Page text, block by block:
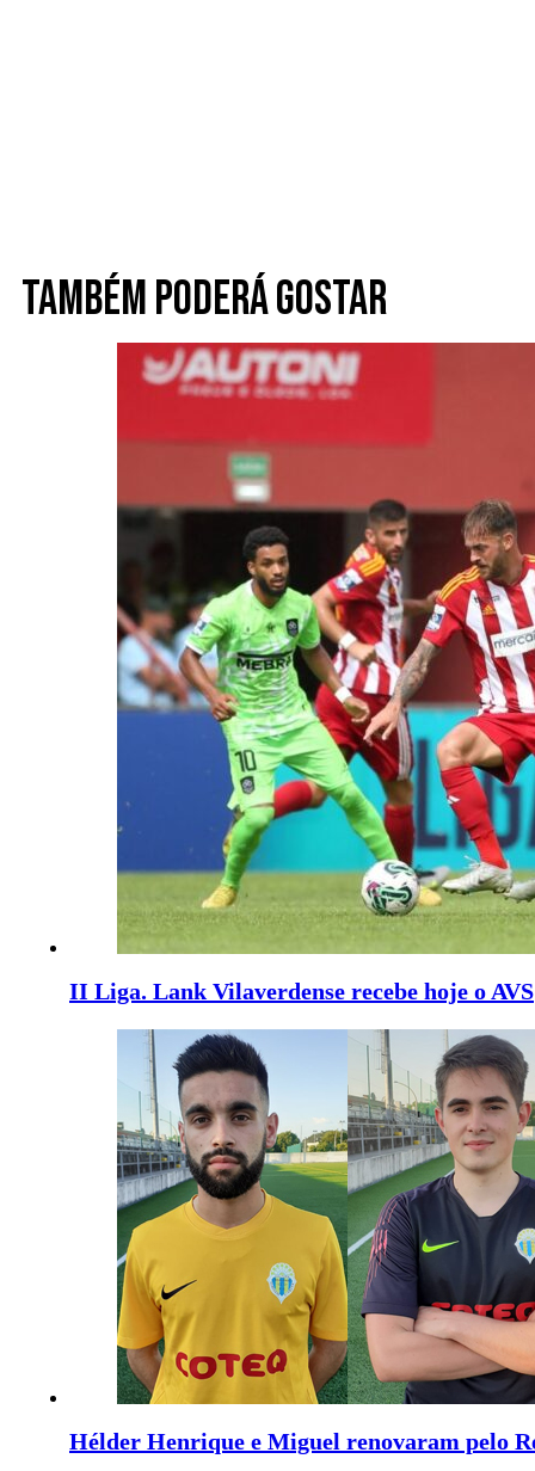
Também poderá gostar
II Liga. Lank Vilaverdense recebe hoje o AVS
Hélder Henrique e Miguel renovaram pelo